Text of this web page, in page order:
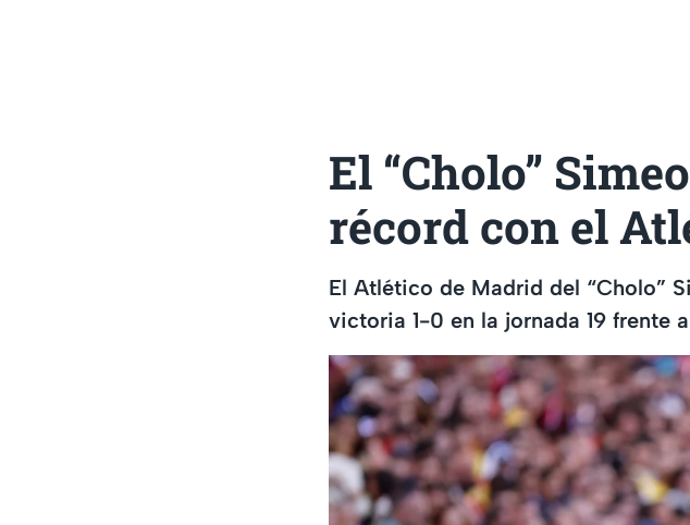
El “Cholo”
récord con el
El Atlético de Madrid del “Cholo”
victoria 1-0 en la jornada 19 frente